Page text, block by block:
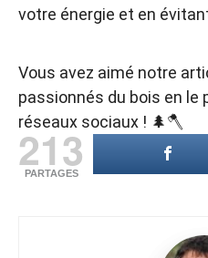
votre énergie et en
Vous avez aimé notre
passionnés du bois en le
réseaux sociaux ! 🌲🪓
213
PARTAGES